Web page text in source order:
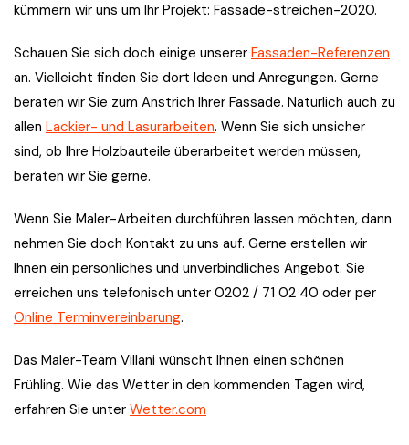
kümmern wir uns um Ihr Projekt: Fassade-streichen-2020.
Schauen Sie sich doch einige unserer Fassaden-Referenzen
an. Vielleicht finden Sie dort Ideen und Anregungen. Gerne
beraten wir Sie zum Anstrich Ihrer Fassade. Natürlich auch zu
allen Lackier- und Lasurarbeiten. Wenn Sie sich unsicher
sind, ob Ihre Holzbauteile überarbeitet werden müssen,
beraten wir Sie gerne.
Wenn Sie Maler-Arbeiten durchführen lassen möchten, dann
nehmen Sie doch Kontakt zu uns auf. Gerne erstellen wir
Ihnen ein persönliches und unverbindliches Angebot. Sie
erreichen uns telefonisch unter 0202 / 71 02 40 oder per
Online Terminvereinbarung.
Das Maler-Team Villani wünscht Ihnen einen schönen
Frühling. Wie das Wetter in den kommenden Tagen wird,
erfahren Sie unter Wetter.com